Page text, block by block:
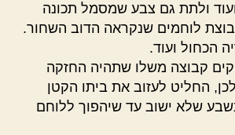
ולתת גם צבע שמסמל תכונה
לוחמים שנקראה הדוב השחור.
הכחול ועוד.
קבוצה משלו שתהיה החזקה
החליט לעזוב את ביתו הקטן
שלא ישוב עד שיהפוך ללוחם